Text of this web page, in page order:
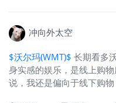
冲向外太空
$沃尔玛(WMT)$ 长期看多
身实感的娱乐，是线上购
说，我还是偏向于线下购物